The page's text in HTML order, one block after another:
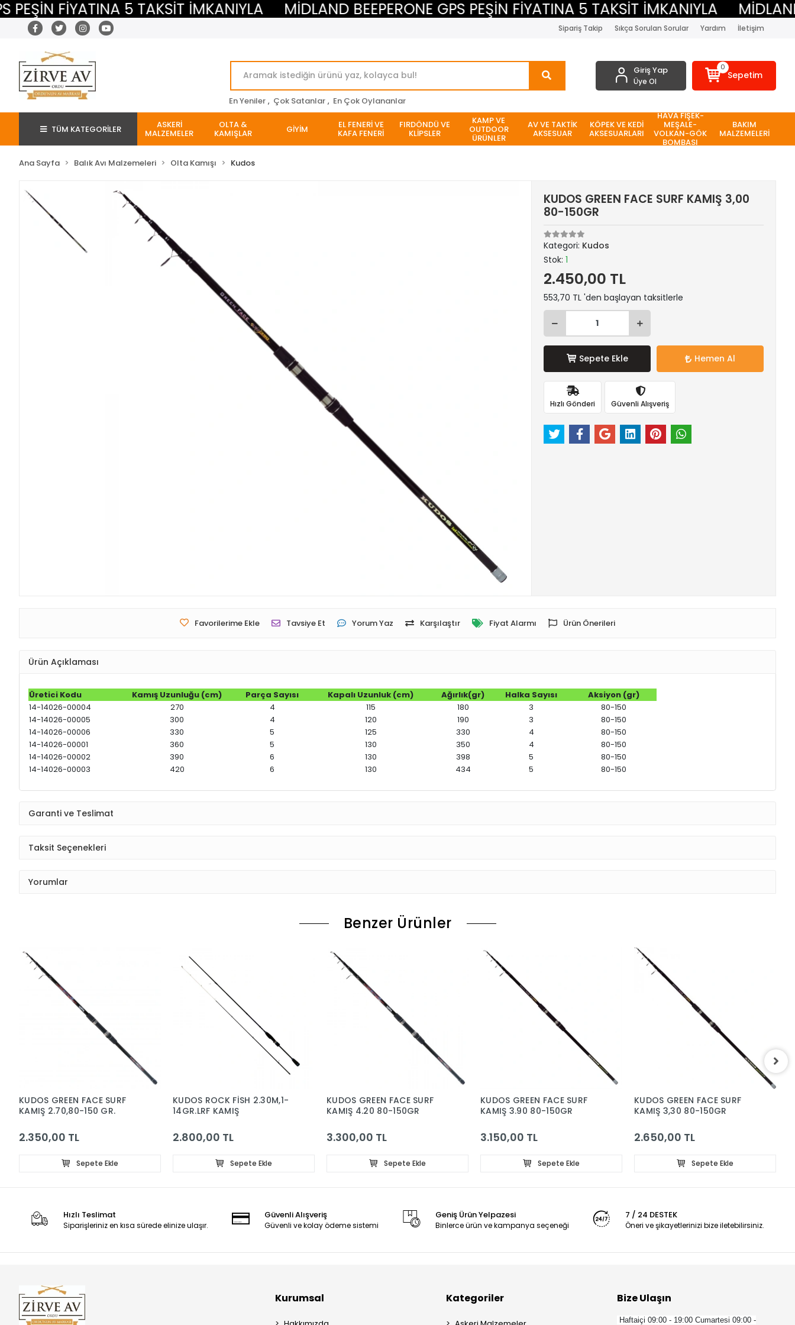
FİYATINA 5 TAKSİT İMKANIYLA MİDLAND BEEPERONE GPS PEŞİN FİYATINA 5 TAKSİT İMKANIYLA MİDLAND
Sipariş Takip Sıkça Sorulan Sorular Yardım İletişim
En Yeniler , Çok Satanlar , En Çok Oylananlar
Giriş Yap
Üye Ol
0
Sepetim
TÜM KATEGORİLER ASKERİ
MALZEMELER
OLTA &
KAMIŞLAR GİYİM EL FENERİ VE
KAFA FENERİ
FIRDÖNDÜ VE
KLİPSLER
KAMP VE
OUTDOOR
ÜRÜNLER
AV VE TAKTİK
AKSESUAR
KÖPEK VE KEDİ
AKSESUARLARI
HAVA FİŞEK-
MEŞALE-
VOLKAN-GÖK
BOMBASI
BAKIM
MALZEMELERİ
Ana Sayfa Balık Avı Malzemeleri Olta Kamışı Kudos
KUDOS GREEN FACE SURF KAMIŞ 3,00
80-150GR
Kategori: Kudos
Stok:1
2.450,00 TL
553,70 TL 'den başlayan taksitlerle
Sepete Ekle Hemen Al
Hızlı Gönderi Güvenli Alışveriş
Favorilerime Ekle Tavsiye Et Yorum Yaz Karşılaştır Fiyat Alarmı Ürün Önerileri
Ürün Açıklaması
Üretici Kodu Kamış Uzunluğu (cm) Parça Sayısı Kapalı Uzunluk (cm) Ağırlık(gr) Halka Sayısı
Aksiyon (gr)
14-14026-00004
270 4 115 180 3
80-150
14-14026-00005
300 4 120 190 3
80-150
14-14026-00006
330 5 125 330 4
80-150
14-14026-00001
360 5 130 350 4
80-150
14-14026-00002
390 6 130 398 5
80-150
14-14026-00003
420 6 130 434 5 80-150
Garanti ve Teslimat
Taksit Seçenekleri
Yorumlar
Benzer Ürünler
KUDOS GREEN FACE SURF
KAMIŞ 2.70,80-150 GR.
2.350,00 TL
Sepete Ekle
KUDOS ROCK FİSH 2.30M,1-
14GR.LRF KAMIŞ
2.800,00 TL
Sepete Ekle
KUDOS GREEN FACE SURF
KAMIŞ 4.20 80-150GR
3.300,00 TL
Sepete Ekle
KUDOS GREEN FACE SURF
KAMIŞ 3.90 80-150GR
3.150,00 TL
Sepete Ekle
KUDOS GREEN FACE SURF
KAMIŞ 3,30 80-150GR
2.650,00 TL
Sepete Ekle
Hızlı Teslimat
Siparişleriniz en kısa sürede elinize ulaşır.
Güvenli Alışveriş
Güvenli ve kolay ödeme sistemi
Geniş Ürün Yelpazesi
Binlerce ürün ve kampanya seçeneği
7 / 24 DESTEK
Öneri ve şikayetlerinizi bize iletebilirsiniz.
Kurumsal Kategoriler Bize Ulaşın
Haftaiçi 09:00 - 19:00Cumartesi 09:00 -